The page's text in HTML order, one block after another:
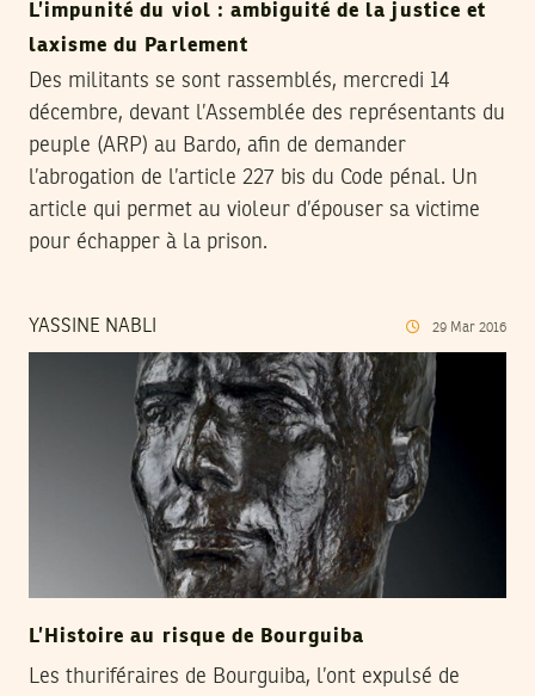
L’impunité du viol : ambiguité de la justice et
laxisme du Parlement
Des militants se sont rassemblés, mercredi 14
décembre, devant l’Assemblée des représentants du
peuple (ARP) au Bardo, afin de demander
l’abrogation de l’article 227 bis du Code pénal. Un
article qui permet au violeur d’épouser sa victime
pour échapper à la prison.
YASSINE NABLI 29 Mar 2016
L’Histoire au risque de Bourguiba
Les thuriféraires de Bourguiba, l’ont expulsé de